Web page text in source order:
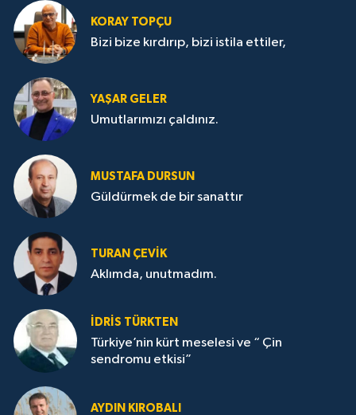
KORAY TOPÇU
Bizi bize kırdırıp, bizi istila ettiler,
YAŞAR GELER
Umutlarımızı çaldınız.
MUSTAFA DURSUN
Güldürmek de bir sanattır
TURAN ÇEVİK
Aklımda, unutmadım.
İDRİS TÜRKTEN
Türkiye’nin kürt meselesi ve “ Çin
sendromu etkisi”
AYDIN KIROBALI